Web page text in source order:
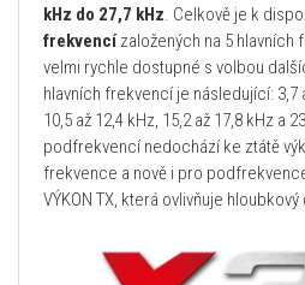
kHz do 27,7 kHz. Celkově je k
frekvencízaložených na 5 hlavních
velmi rychle dostupné s volbou
hlavních frekvencí je následující: 3,7
10,5 až 12,4 kHz, 15,2 až 17,8 kHz a
podfrekvencí nedochází ke ztátě
frekvence a nově i pro
VÝKON TX, která ovlivňuje hloubkový